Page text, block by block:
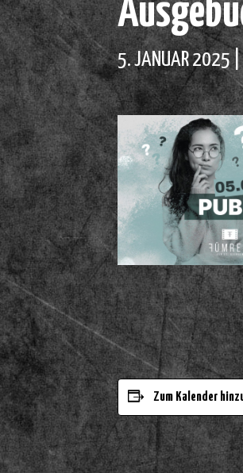
5. JANUAR 2025
Zum Kalender